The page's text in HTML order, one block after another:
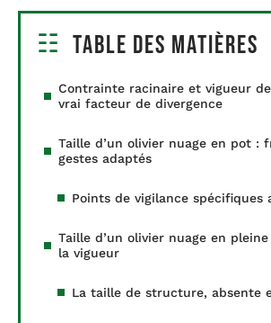
Table des matières
Contrainte racinaire et vigueur
vrai facteur de divergence
Taille d’un olivier nuage en pot :
gestes adaptés
Points de vigilance spécifiques
Taille d’un olivier nuage en
la vigueur
La taille de structure, absente